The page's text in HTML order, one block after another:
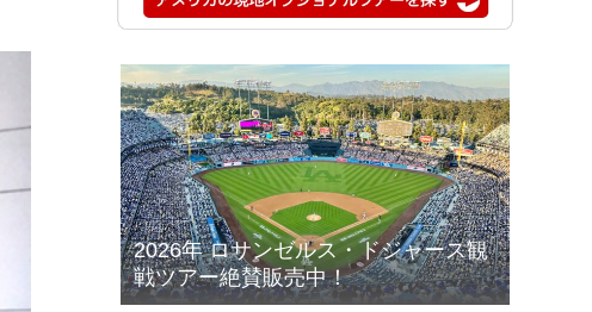
2026年 ロサンゼルス・ドジャース観
戦ツアー絶賛販売中！